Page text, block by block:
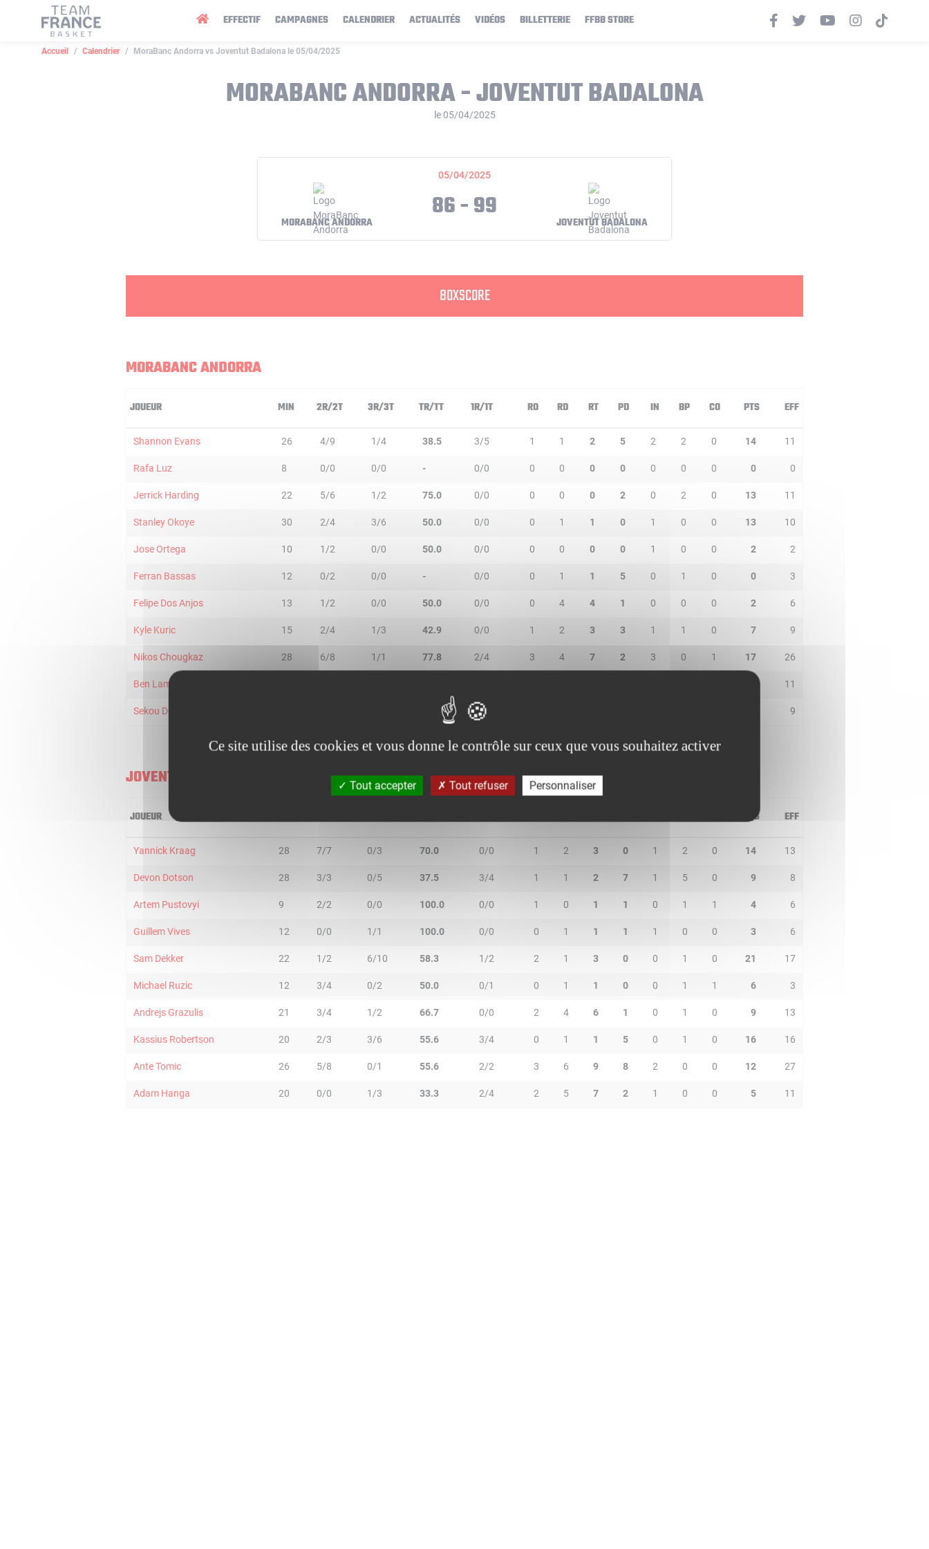
EFFECTIF CAMPAGNES CALENDRIER ACTUALITÉS VIDÉOS BILLETTERIE FFBB STORE
Accueil Calendrier MoraBanc Andorra vs Joventut Badalona le 05/04/2025
MORABANC ANDORRA - JOVENTUT BADALONA
le 05/04/2025
05/04/2025
MORABANC ANDORRA 86 - 99 JOVENTUT BADALONA
BOXSCORE
MORABANC ANDORRA
JOUEUR MIN 2R/2T 3R/3T TR/TT 1R/1T RO RD RT PD IN BP CO PTS EFF
Shannon Evans 26 4/9 1/4 38.5 3/5 1 1 2 5 2 2 0 14 11
Rafa Luz 8 0/0 0/0 - 0/0 0 0 0 0 0 0 0 0 0
Jerrick Harding 22 5/6 1/2 75.0 0/0 0 0 0 2 0 2 0 13 11
Stanley Okoye 30 2/4 3/6 50.0 0/0 0 1 1 0 1 0 0 13 10
Jose Ortega 10 1/2 0/0 50.0 0/0 0 0 0 0 1 0 0 2 2
Ferran Bassas 12 0/2 0/0 - 0/0 0 1 1 5 0 1 0 0 3
Felipe Dos Anjos 13 1/2 0/0 50.0 0/0 0 4 4 1 0 0 0 2 6
Kyle Kuric 15 2/4 1/3 42.9 0/0 1 2 3 3 1 1 0 7 9
Nikos Chougkaz 28 6/8 1/1 77.8 2/4 3 4 7 2 3 0 1 17 26
Ben Lammers 11
Sekou Doumbouya 66.7 1/2 9
JOVENTUT BADALONA
JOUEUR PTS EFF
Yannick Kraag 28 7/7 0/3 70.0 0/0 1 2 3 0 1 2 0 14 13
Devon Dotson 28 3/3 0/5 37.5 3/4 1 1 2 7 1 5 0 9 8
Artem Pustovyi 9 2/2 0/0 100.0 0/0 1 0 1 1 0 1 1 4 6
Guillem Vives 12 0/0 1/1 100.0 0/0 0 1 1 1 1 0 0 3 6
Sam Dekker 22 1/2 6/10 58.3 1/2 2 1 3 0 0 1 0 21 17
Michael Ruzic 12 3/4 0/2 50.0 0/1 0 1 1 0 0 1 1 6 3
Andrejs Grazulis 21 3/4 1/2 66.7 0/0 2 4 6 1 0 1 0 9 13
Kassius Robertson 20 2/3 3/6 55.6 3/4 0 1 1 5 0 1 0 16 16
Ante Tomic 26 5/8 0/1 55.6 2/2 3 6 9 8 2 0 0 12 27
Adam Hanga 20 0/0 1/3 33.3 2/4 2 5 7 2 1 0 0 5 11
Panneau de gestion des cookies
Ce site utilise des cookies et vous donne le contrôle sur ceux que vous souhaitez activer
Tout accepter Tout refuser Personnaliser